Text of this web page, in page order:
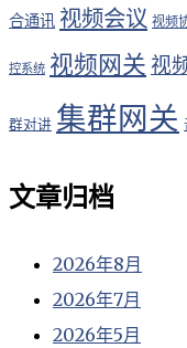
合通讯 视频会议 视频
控系统 视频网关 视
群对讲 集群网关
文章归档
2026年8月
2026年7月
2026年5月